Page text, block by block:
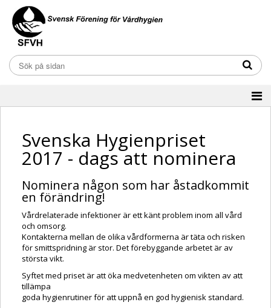
Svenska Hygienpriset
2017 - dags att nominera
Nominera någon som har åstadkommit
en förändring!
Vårdrelaterade infektioner är ett känt problem inom all vård
och omsorg.
Kontakterna mellan de olika vårdformerna är täta och risken
för smittspridning är stor. Det förebyggande arbetet är av
största vikt.
Syftet med priset är att öka medvetenheten om vikten av att
tillämpa
goda hygienrutiner för att uppnå en god hygienisk standard.